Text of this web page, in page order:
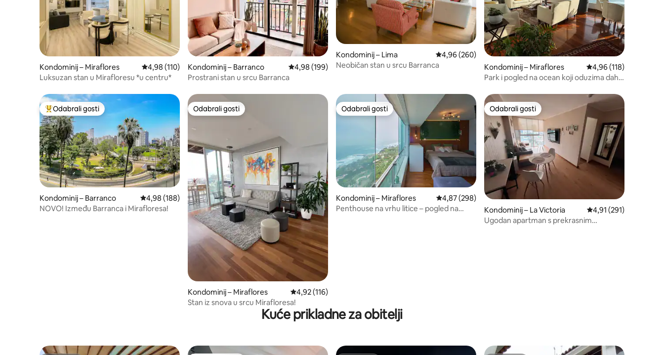
Kondominij – Miraflores Prosječna ocjena: 4,98/5, recenzija: 110
4,98 (110)
Luksuzan stan u Mirafloresu *u centru*
Kondominij – Barranco Prosječna ocjena: 4,98/5, recenzija: 199
4,98 (199)
Prostrani stan u srcu Barranca
Kondominij – Lima Prosječna ocjena: 4,96/5, recenzija: 260
4,96 (260)
Neobičan stan u srcu Barranca
Kondominij – Miraflores Prosječna ocjena:
4,96 (118)
Park i pogled na ocean koji oduzima dah
Među najviše rangiranima s oznakom „Odabrali gosti”
Odabrali gosti
Kondominij – Barranco Prosječna ocjena: 4,98/5, recenzija: 188
4,98 (188)
NOVO! Između Barranca i Mirafloresa!
Odabrali gosti
Odabrali gosti
Kondominij – Miraflores Prosječna ocjena: 4,92/5, recenzija: 116
4,92 (116)
Stan iz snova u srcu Mirafloresa!
Odabrali gosti
Odabrali gosti
Kondominij – Miraflores Prosječna ocjena: 4,87/5, recenzija: 298
4,87 (298)
Penthouse na vrhu litice – pogled na
Odabrali gosti
Odabrali gosti
Kondominij – La Victoria Prosječna ocjena:
4,91 (291)
Ugodan apartman s prekrasnim
Kuće prikladne za obitelji